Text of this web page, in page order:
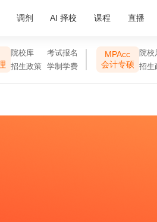
调剂 AI 择校 课程 直播
院校库
考试报名
招生政策
学制学费
MPAcc
会计专硕
院校
招生